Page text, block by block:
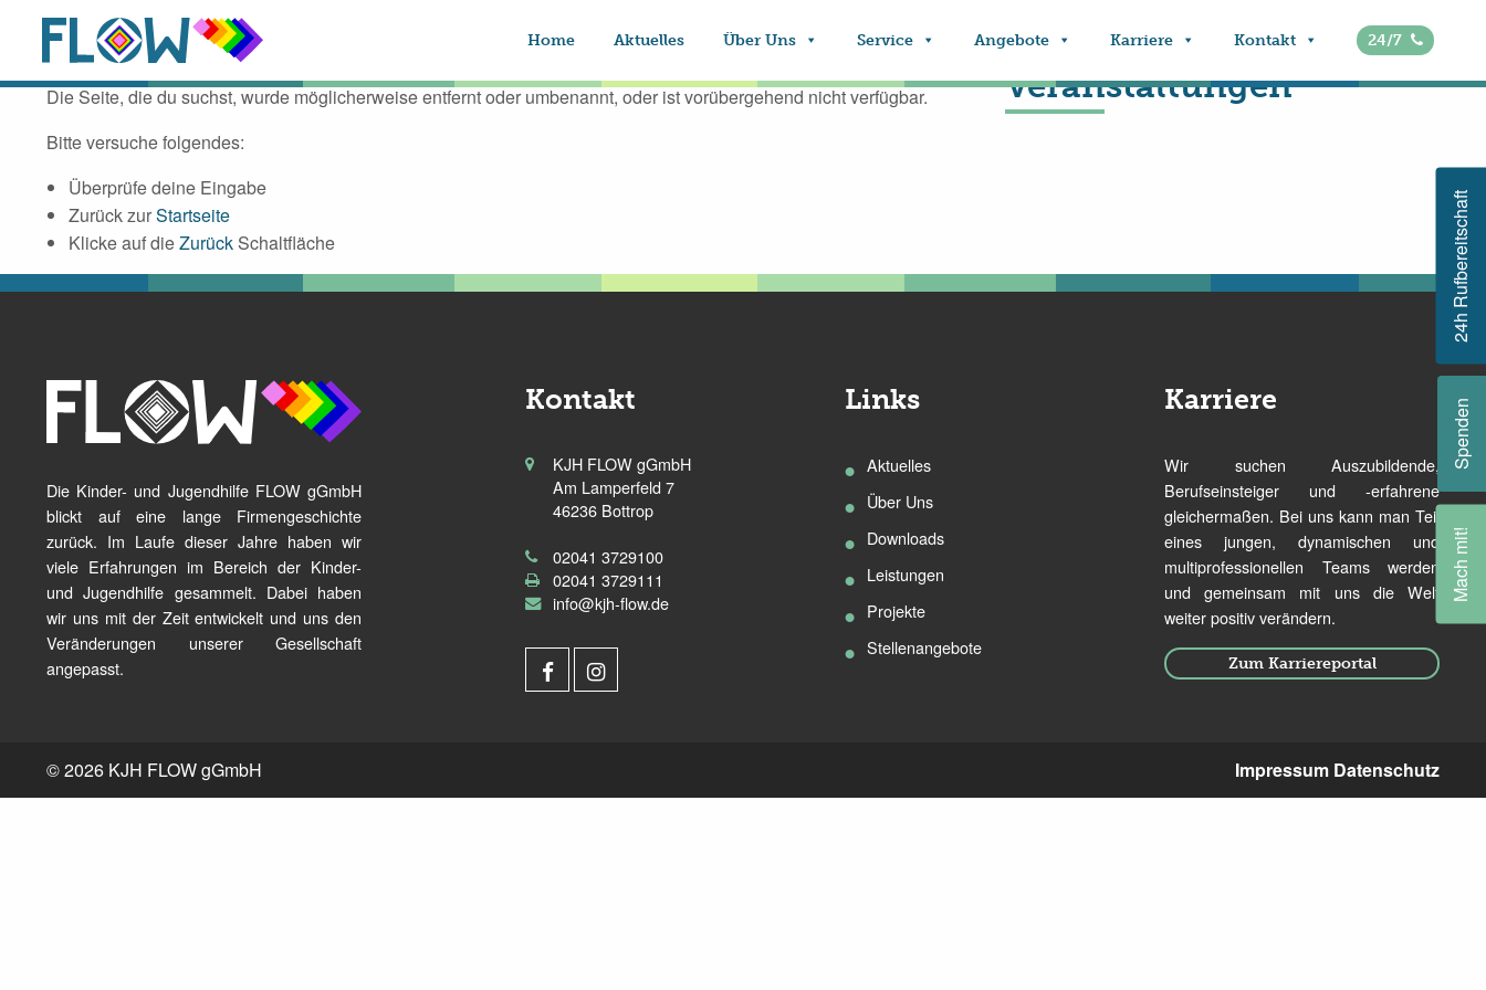
24h Rufbereitschaft
Spenden
Mach mit!
Home Aktuelles Über Uns Service Angebote Karriere Kontakt 24/7
Datei nicht gefunden
Die Seite, die du suchst, wurde möglicherweise entfernt oder umbenannt, oder ist vorübergehend nicht verfügbar.
Bitte versuche folgendes:
Überprüfe deine Eingabe
Zurück zurStartseite
Klicke auf dieZurück Schaltfläche
Veranstaltungen
Die Kinder- und Jugendhilfe FLOW gGmbH
blickt auf eine lange Firmengeschichte
zurück. Im Laufe dieser Jahre haben wir
viele Erfahrungen im Bereich der Kinder-
und Jugendhilfe gesammelt. Dabei haben
wir uns mit der Zeit entwickelt und uns den
Veränderungen unserer Gesellschaft
angepasst.
Kontakt
KJH FLOW gGmbH
Am Lamperfeld 7
46236 Bottrop
02041 3729100
02041 3729111
info@kjh-flow.de
Links
Aktuelles
Über Uns
Downloads
Leistungen
Projekte
Stellenangebote
Karriere
Wir suchen Auszubildende,
Berufseinsteiger und -erfahrene
gleichermaßen. Bei uns kann man Teil
eines jungen, dynamischen und
multiprofessionellen Teams werden
und gemeinsam mit uns die Welt
weiter positiv verändern.
Zum Karriereportal
© 2026 KJH FLOW gGmbH Impressum Datenschutz